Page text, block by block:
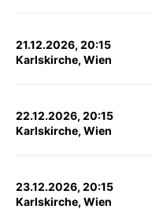
21.12.2026, 20:15
Karlskirche, Wien
22.12.2026, 20:15
Karlskirche, Wien
23.12.2026, 20:15
Karlskirche, Wien